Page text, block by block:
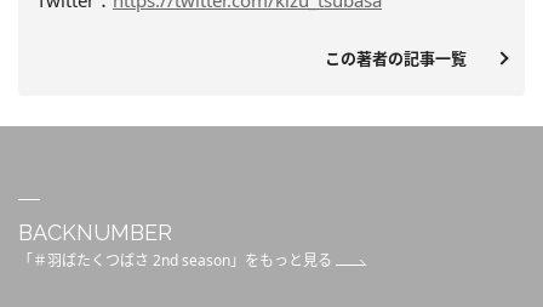
この著者の記事一覧
BACKNUMBER
「＃羽ばたくつばさ 2nd season」をもっと見る